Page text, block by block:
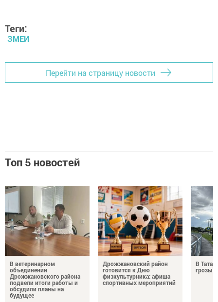
Теги:
ЗМЕИ
Перейти на страницу новости
Топ 5 новостей
В ветеринарном
объединении
Дрожжановского района
подвели итоги работы и
обсудили планы на
будущее
Дрожжановский район
готовится к Дню
физкультурника: афиша
спортивных мероприятий
В
грозы